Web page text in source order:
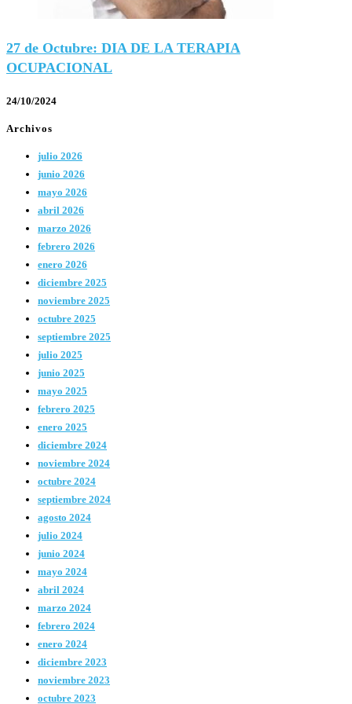
27 de Octubre: DIA DE LA TERAPIA
OCUPACIONAL
24/10/2024
Archivos
julio 2026
junio 2026
mayo 2026
abril 2026
marzo 2026
febrero 2026
enero 2026
diciembre 2025
noviembre 2025
octubre 2025
septiembre 2025
julio 2025
junio 2025
mayo 2025
febrero 2025
enero 2025
diciembre 2024
noviembre 2024
octubre 2024
septiembre 2024
agosto 2024
julio 2024
junio 2024
mayo 2024
abril 2024
marzo 2024
febrero 2024
enero 2024
diciembre 2023
noviembre 2023
octubre 2023